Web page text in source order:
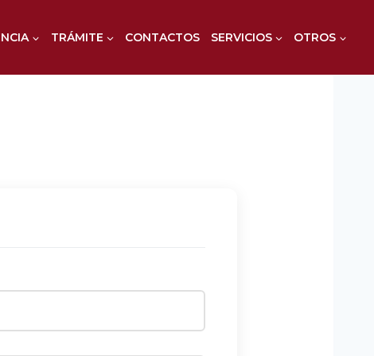
TRÁMITE CONTACTOS SERVICIOS OTROS